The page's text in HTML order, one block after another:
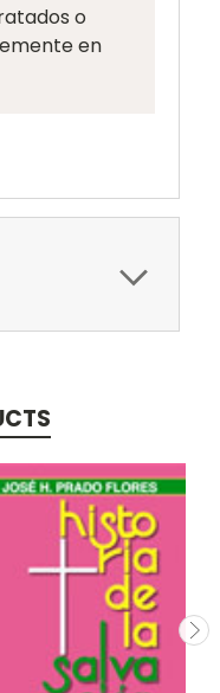
o
en